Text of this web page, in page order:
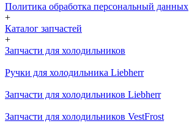
Политика обработка персональный данных
+
Каталог запчастей
+
Запчасти для холодильников
Ручки для холодильника Liebherr
Запчасти для холодильников Liebherr
Запчасти для холодильников VestFrost